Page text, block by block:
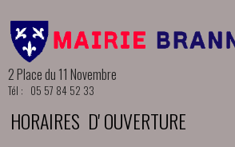
2 Place du 11 Novembre
Tél : 05 57 84 52 33
HORAIRES D' OUVERTURE